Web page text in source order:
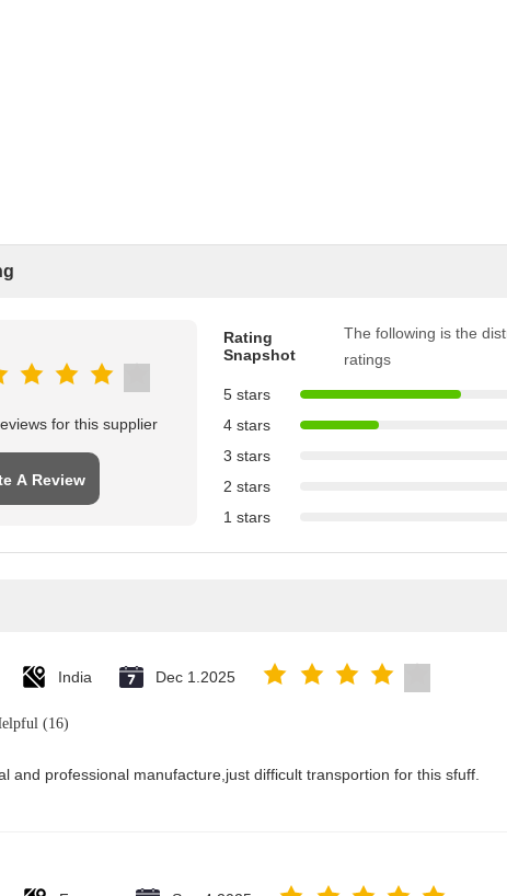
for this supplier
A Review
Rating
Snapshot
The following is the
ratings
5 stars
4 stars
3 stars
2 stars
1 stars
India Dec 1.2025
(16)
and professional manufacture,just difficult transportion for this sfuff.